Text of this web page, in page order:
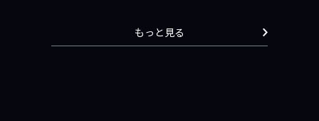
もっと見る